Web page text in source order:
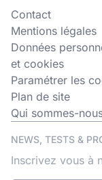
Contact
Mentions légales
Données
et cookies
Paramétrer les
Plan de site
Qui sommes-
NEWS, TESTS &
Inscrivez vous à